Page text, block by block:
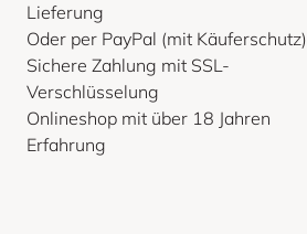
Lieferung
Oder per PayPal (mit Käuferschutz)
Sichere Zahlung mit SSL-
Verschlüsselung
Onlineshop mit über 18 Jahren
Erfahrung